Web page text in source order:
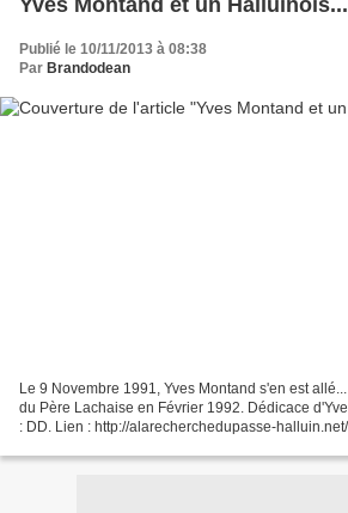
Yves Montand et un Halluinois...
Publié le 10/11/2013 à 08:38
Par Brandodean
Le 9 Novembre 1991, Yves Montand s'en est
du Père Lachaise en Février 1992. Dédicace
: DD. Lien : http://alarecherchedupasse-halluin.net/